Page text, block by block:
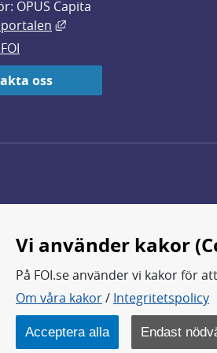
OPUS Capita
Länk till annan
oss
FOI forskar för en säkrare värld.
FOI:s kärnverksamhet är
Myndigheten ligger under
Vi använder kakor
På FOI.se använder vi kakor för
Om våra kakor/ Integritetspolicy
Acceptera alla Endast